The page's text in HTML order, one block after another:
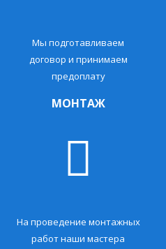
Мы подготавливаем
договор и принимаем
предоплату
МОНТАЖ
На проведение монтажных
работ наши мастера